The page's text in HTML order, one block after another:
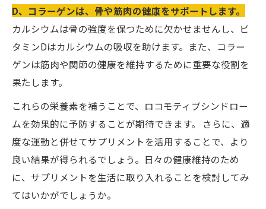
D、コラーゲンは、骨や筋肉の健康をサポートします。
カルシウムは骨の強度を保つために欠かせませんし、ビ
タミンDはカルシウムの吸収を助けます。また、コラー
ゲンは筋肉や関節の健康を維持するために重要な役割を
果たします。
これらの栄養素を補うことで、ロコモティブシンドロー
ムを効果的に予防することが期待できます。 さらに、適
度な運動と併せてサプリメントを活用することで、より
良い結果が得られるでしょう。日々の健康維持のため
に、サプリメントを生活に取り入れることを検討してみ
てはいかがでしょうか。